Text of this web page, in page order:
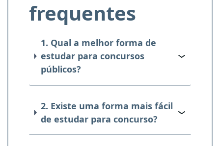
frequentes
1. Qual a melhor forma de
estudar para concursos
públicos?
2. Existe uma forma mais fácil
de estudar para concurso?